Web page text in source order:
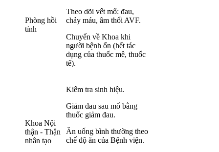
Phòng hồi
tỉnh
Theo dõi vết mổ: đau,
chảy máu, âm thổi AVF.
Chuyển về Khoa khi
người bệnh ổn (hết tác
dụng của thuốc mê, thuốc
tê).
Khoa Nội
thận - Thận
nhân tạo
Kiểm tra sinh hiệu.
Giảm đau sau mổ bằng
thuốc giảm đau.
Ăn uống bình thường theo
chế độ ăn của Bệnh viện.